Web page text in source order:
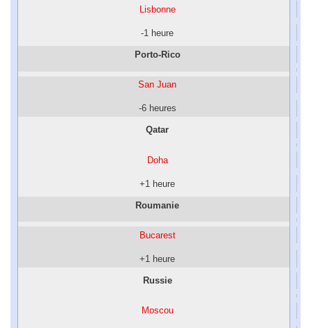
Lisbonne
-1 heure
Porto-Rico
San Juan
-6 heures
Qatar
Doha
+1 heure
Roumanie
Bucarest
+1 heure
Russie
Moscou